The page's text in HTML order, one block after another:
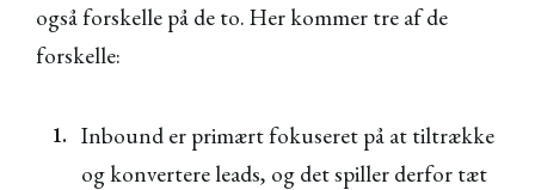
også forskelle på de to. Her kommer tre af de
forskelle:
Inbound er primært fokuseret på at tiltrække
og konvertere leads, og det spiller derfor tæt